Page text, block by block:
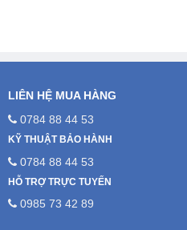
LIÊN HỆ MUA HÀNG
0784 88 44 53
KỸ THUẬT BẢO HÀNH
0784 88 44 53
HỖ TRỢ TRỰC TUYẾN
0985 73 42 89